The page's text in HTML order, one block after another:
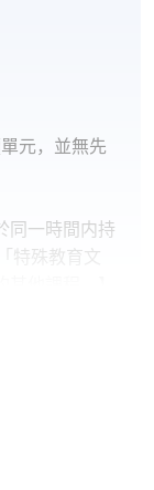
元，並無先
同一時間内持
特殊教育文